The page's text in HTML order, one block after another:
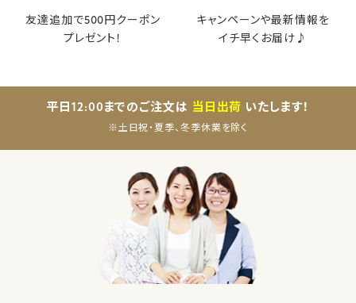
友達追加で500円クーポン
プレゼント！
キャンペーンや最新情報を
イチ早くお届け♪
平日12:00までのご注文は 当日出荷 いたします！
※土日祝・夏季、冬季休業を除く